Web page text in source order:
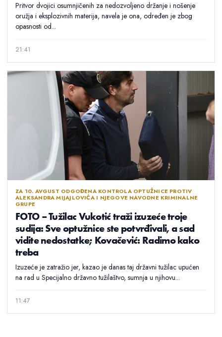
Pritvor dvojici osumnjičenih za nedozvoljeno držanje i nošenje
oružja i eksplozivnih materija, navela je ona, određen je zbog
opasnosti od...
21:41
ZA 10. AVGUST ODGOĐENA KONTROLA OPTUŽNICE PROTIV
ALEKSANDRA MIJAJLOVIĆA I NJEGOVE NAVODNE KRIMINALNE
GRUPE
FOTO – Tužilac Vukotić traži izuzeće troje
sudija: Sve optužnice ste potvrđivali, a sad
vidite nedostatke; Kovačević: Radimo kako
treba
Izuzeće je zatražio jer, kazao je danas taj državni tužilac upućen
na rad u Specijalno državno tužilaštvo, sumnja u njihovu...
11:47